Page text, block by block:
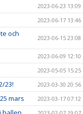
2023-06-23 13:09
2023-06-17 13:46
och
2023-06-15 23:08
2023-06-09 12:10
2023-05-05 15:25
23! 2023-03-30 20:56
mars 2023-03-17 07:12